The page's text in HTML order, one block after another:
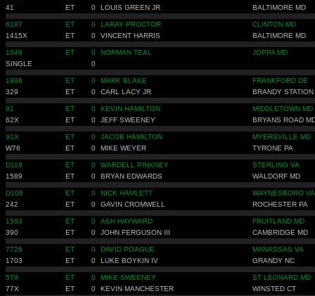
41
ET 0 LOUIS GREEN JR BALTIMORE MD
6187 ET 0 LARAY PROCTOR
CLINTON MD
1415X
ET 0 VINCENT HARRIS BALTIMORE MD
1046 ET 0 NORMAN TEAL
JOPPA MD
SINGLE
0
1886 ET 0 MARK BLAKE
FRANKFORD DE
329
ET 0 CARL LACY JR BRANDY STATION
81 ET 0 KEVIN HAMILTON
MIDDLETOWN MD
62X
ET 0 JEFF SWEENEY BRYANS ROAD
91X ET 0 JACOB HAMILTON
MYERSVILLE MD
W76
ET 0 MIKE WEYER TYRONE PA
D118 ET 0 WARDELL PINKNEY
STERLING VA
1589
ET 0 BRYAN EDWARDS WALDORF MD
D108 ET 0 NICK HAMLETT
WAYNESBORO VA
242
ET 0 GAVIN CROMWELL ROCHESTER PA
1593 ET 0 ASH HAYWARD
FRUITLAND MD
390
ET 0 JOHN FERGUSON III CAMBRIDGE MD
7726 ET 0 DAVID POAGUE
MANASSAS VA
1703
ET 0 LUKE BOYKIN IV GRANDY NC
579 ET 0 MIKE SWEENEY
ST LEONARD MD
77X
ET 0 KEVIN MANCHESTER WINSTED CT